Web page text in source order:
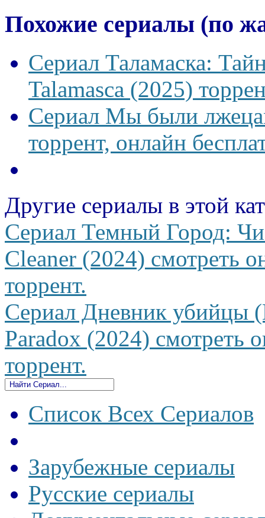
Похожие сериалы (по
Сериал Таламаска:
Talamasca (2025)
Сериал Мы были
торрент, онлайн
Другие сериалы в этой
Сериал Темный Город:
Cleaner (2024) смотреть
торрент.
Сериал Дневник
Paradox (2024) смотреть
торрент.
Список Всех Сериалов
Зарубежные сериалы
Русские сериалы